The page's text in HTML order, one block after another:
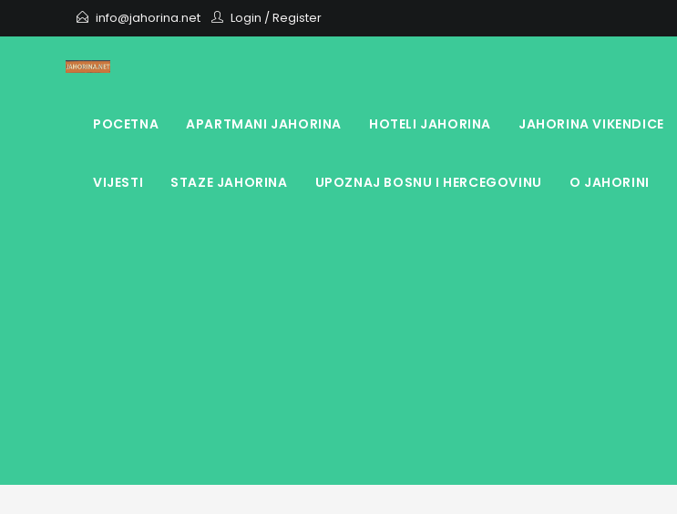
to
info@jahorina.net Login /Register
POCETNA APARTMANI JAHORINA HOTELI JAHORINA JAHORINA VIKENDICE
VIJESTI STAZE JAHORINA UPOZNAJ BOSNU I HERCEGOVINU O JAHORINI